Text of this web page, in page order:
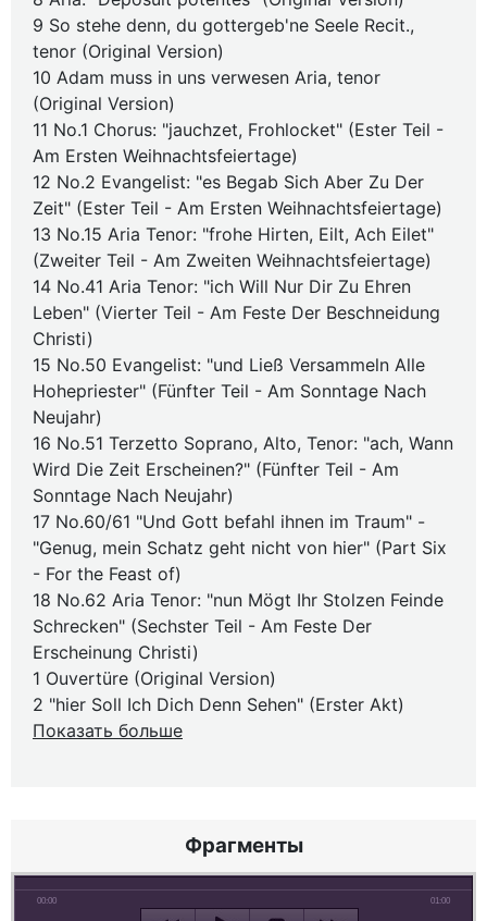
9 So stehe denn, du gottergeb'ne Seele Recit.,
tenor (Original Version)
10 Adam muss in uns verwesen Aria, tenor
(Original Version)
11 No.1 Chorus: "jauchzet, Frohlocket" (Ester Teil -
Am Ersten Weihnachtsfeiertage)
12 No.2 Evangelist: "es Begab Sich Aber Zu Der
Zeit" (Ester Teil - Am Ersten Weihnachtsfeiertage)
13 No.15 Aria Tenor: "frohe Hirten, Eilt, Ach Eilet"
(Zweiter Teil - Am Zweiten Weihnachtsfeiertage)
14 No.41 Aria Tenor: "ich Will Nur Dir Zu Ehren
Leben" (Vierter Teil - Am Feste Der Beschneidung
Christi)
15 No.50 Evangelist: "und Ließ Versammeln Alle
Hohepriester" (Fünfter Teil - Am Sonntage Nach
Neujahr)
16 No.51 Terzetto Soprano, Alto, Tenor: "ach, Wann
Wird Die Zeit Erscheinen?" (Fünfter Teil - Am
Sonntage Nach Neujahr)
17 No.60/61 "Und Gott befahl ihnen im Traum" -
"Genug, mein Schatz geht nicht von hier" (Part Six
- For the Feast of)
18 No.62 Aria Tenor: "nun Mögt Ihr Stolzen Feinde
Schrecken" (Sechster Teil - Am Feste Der
Erscheinung Christi)
1 Ouvertüre (Original Version)
2 "hier Soll Ich Dich Denn Sehen" (Erster Akt)
Показать больше
Фрагменты
00:00 01:00